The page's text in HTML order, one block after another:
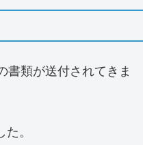
書類が送付されてきま
。